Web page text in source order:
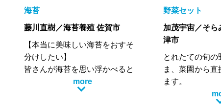
そんな美しい風
豊かなところ
ラ」は愛情をた
ら、すくすく元
す。
海苔
藤川直樹／海苔養殖 佐賀市
【本当に美味しい海苔をおすそ
分けしたい】
皆さんが海苔を思い浮かべると
したらほとんどがコンビニのお
にぎりに巻いてある海苔やスー
more
野菜セット
加茂宇宙／そら
津市
とれたての旬の
ま、菜園から
ます。
うまみのぎゅ
を作るために